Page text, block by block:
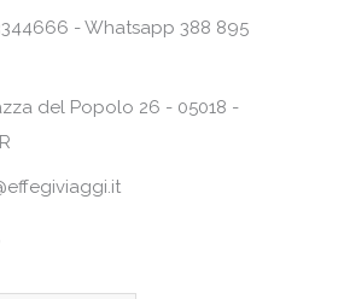
- Whatsapp 388 895
del Popolo 26 - 05018 -